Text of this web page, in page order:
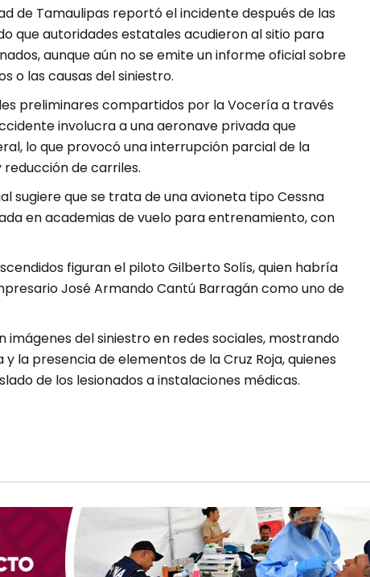
de Tamaulipas reportó el incidente después de las
que autoridades estatales acudieron al sitio para
aunque aún no se emite un informe oficial sobre
o las causas del siniestro.
preliminares compartidos por la Vocería a través
involucra a una aeronave privada que
lo que provocó una interrupción parcial de la
de carriles.
sugiere que se trata de una avioneta tipo Cessna
en academias de vuelo para entrenamiento, con
figuran el piloto Gilberto Solís, quien habría
José Armando Cantú Barragán como uno de
imágenes del siniestro en redes sociales, mostrando
la presencia de elementos de la Cruz Roja, quienes
de los lesionados a instalaciones médicas.